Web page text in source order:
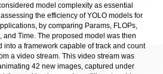
model complexity as essential
the efficiency of YOLO models for
by comparing Params, FLOPs,
and Time. The proposed model was then
into a framework capable of track and count
a video stream. This video stream was
42 new images, captured under